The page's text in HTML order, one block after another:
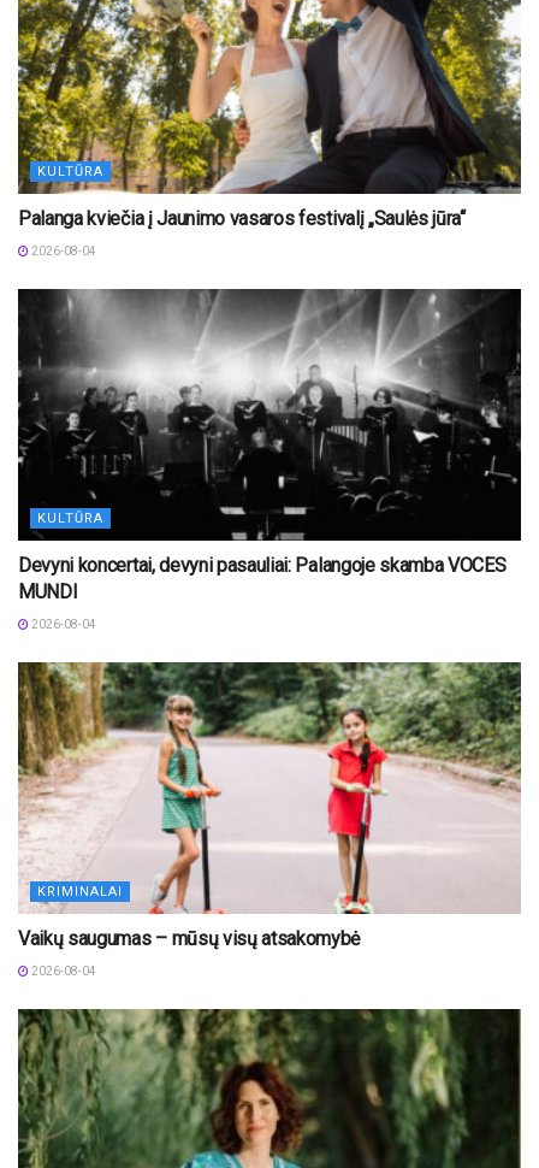
KULTŪRA
Palanga kviečia į Jaunimo vasaros festivalį „Saulės jūra“
2026-08-04
KULTŪRA
Devyni koncertai, devyni pasauliai: Palangoje skamba VOCES
MUNDI
2026-08-04
KRIMINALAI
Vaikų saugumas – mūsų visų atsakomybė
2026-08-04